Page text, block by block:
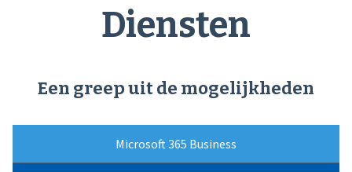
Diensten
Een greep uit de mogelijkheden
Microsoft 365 Business